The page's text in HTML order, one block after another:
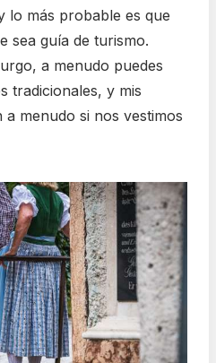
lo más probable es que
sea guía de turismo.
a menudo puedes
tradicionales, y mis
menudo si nos vestimos